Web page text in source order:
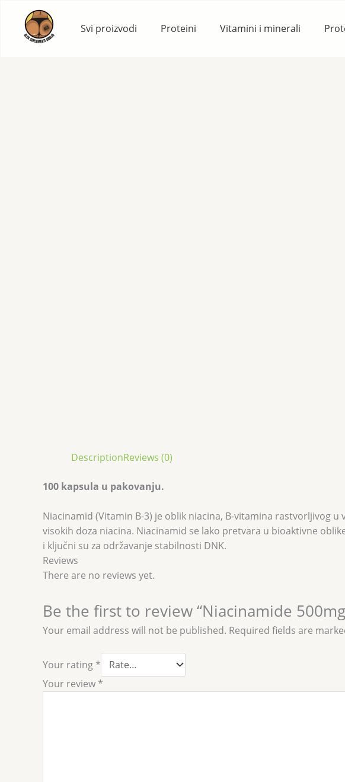
content
Svi proizvodi Proteini Vitamini i minerali
DescriptionReviews (0)
100 kapsula u pakovanju.
Niacinamid (Vitamin B-3) je oblik niacina, B-vitamina rastvorljivog u
visokih doza niacina. Niacinamid se lako pretvara u bioaktivne
i ključni su za održavanje stabilnosti DNK.
Reviews
There are no reviews yet.
Be the first to review “Niacinamide
Your email address will not be published. Required fields are
Your rating *
Your review *